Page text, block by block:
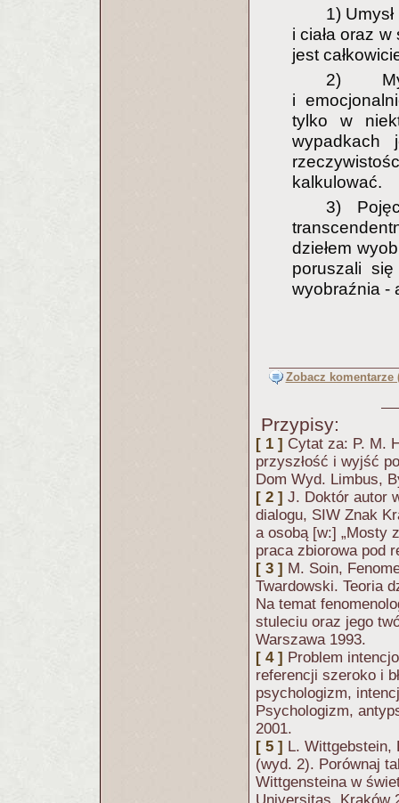
1)
i ciała oraz
jest
2)
i
tylko w
wypadkach
kalkulować.
3)
dziełem
poruszali
wyobraźnia -
Zobacz komentarze
Przypisy:
[ 1 ] Cytat za: P. M.
przyszłość i wyjść
Dom Wyd. Limbus,
[ 2 ] J. Doktór autor
dialogu, SIW Znak
a osobą [w:] „Mosty
praca zbiorowa pod
[ 3 ] M. Soin,
Twardowski. Teoria
Na temat
stuleciu oraz jego
Warszawa 1993.
[ 4 ] Problem
referencji szeroko i
psychologizm,
Psychologizm,
2001.
[ 5 ] L. Wittgebstein,
(wyd. 2). Porównaj
Wittgensteina w